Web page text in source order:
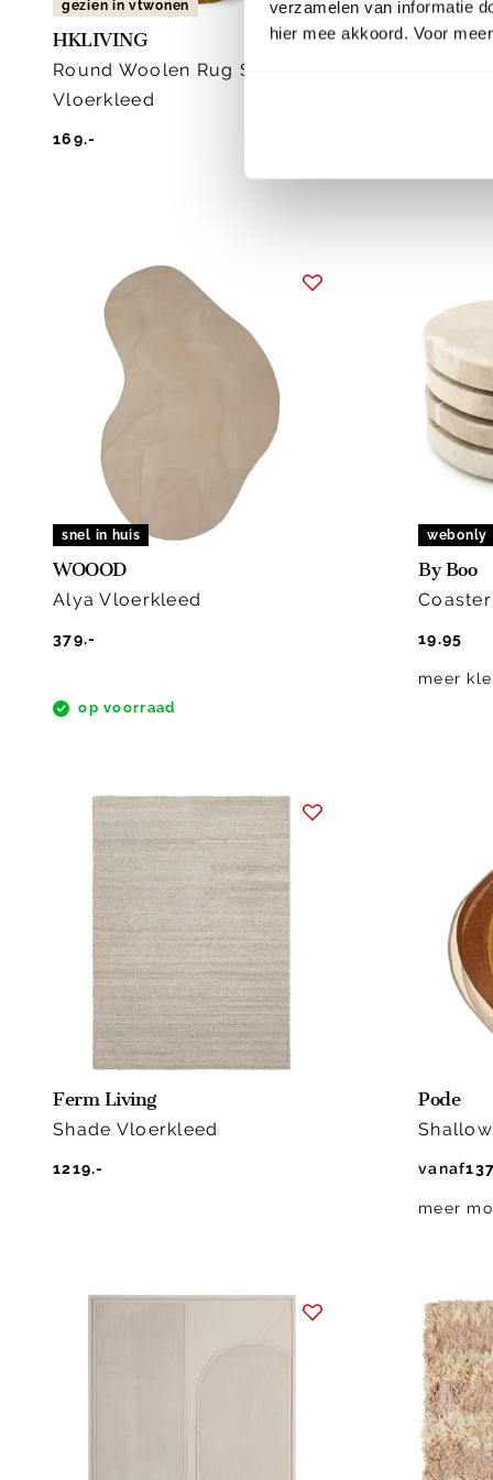
verzamelen van informatie
hier mee akkoord. Voor
gezien in vtwonen
HKLIVING
Round Woolen Rug Seaweed
Vloerkleed
169.-
snel in huis
WOOOD
Alya Vloerkleed
379.-
op voorraad
webonly
By Boo
19.95
meer
Ferm Living
Shade Vloerkleed
1219.-
Pode
vanaf
meer